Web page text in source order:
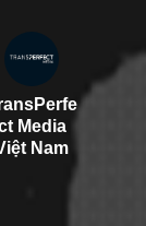
Media
Nam